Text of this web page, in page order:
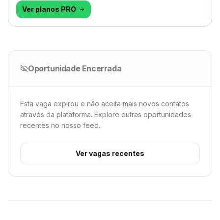
Ver planos PRO
Oportunidade Encerrada
Esta vaga expirou e não aceita mais novos contatos
através da plataforma. Explore outras oportunidades
recentes no nosso feed.
Ver vagas recentes